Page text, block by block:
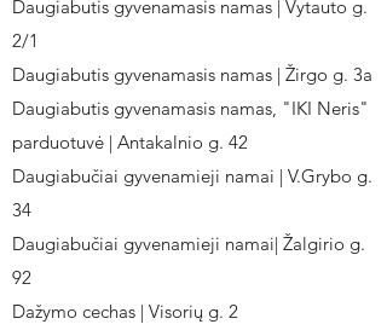
Daugiabutis gyvenamasis namas | Vytauto g.
2/1
Daugiabutis gyvenamasis namas | Žirgo g. 3a
Daugiabutis gyvenamasis namas, "IKI Neris"
parduotuvė | Antakalnio g. 42
Daugiabučiai gyvenamieji namai | V.Grybo g.
34
Daugiabučiai gyvenamieji namai| Žalgirio g.
92
Dažymo cechas | Visorių g. 2